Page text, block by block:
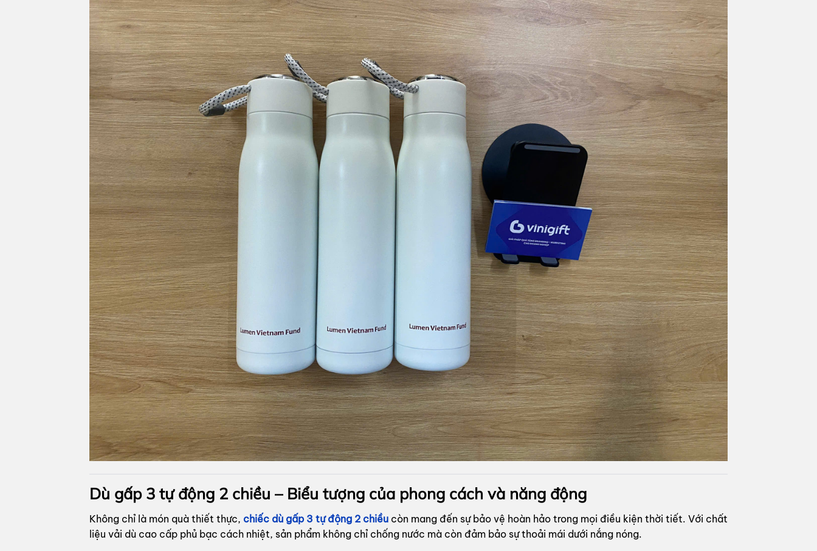
Dù gấp 3 tự động 2 chiều – Biểu tượng của phong cách và năng động
Không chỉ là món quà thiết thực, chiếc dù gấp 3 tự động 2 chiều còn mang đến sự bảo vệ hoàn hảo trong mọi điều kiện thời tiết. Với chất
liệu vải dù cao cấp phủ bạc cách nhiệt, sản phẩm không chỉ chống nước mà còn đảm bảo sự thoải mái dưới nắng nóng.